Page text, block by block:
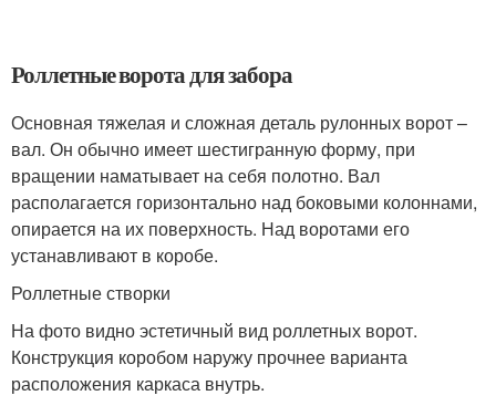
Роллетные ворота для забора
Основная тяжелая и сложная деталь рулонных ворот –
вал. Он обычно имеет шестигранную форму, при
вращении наматывает на себя полотно. Вал
располагается горизонтально над боковыми колоннами,
опирается на их поверхность. Над воротами его
устанавливают в коробе.
Роллетные створки
На фото видно эстетичный вид роллетных ворот.
Конструкция коробом наружу прочнее варианта
расположения каркаса внутрь.